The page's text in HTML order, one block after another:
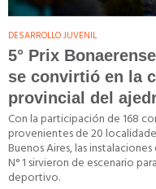
DESARROLLO JUVENIL
5° Prix
se convirtió en la
provincial del
Con la participación de 168
provenientes de 20
Buenos Aires, las
N° 1 sirvieron de escenario
deportivo.